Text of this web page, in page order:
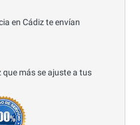
en Cádiz te envían
más se ajuste a tus